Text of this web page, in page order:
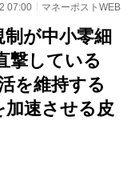
07:00 マネーポストWEB
制が中小零細
撃している
を維持する
加速させる皮